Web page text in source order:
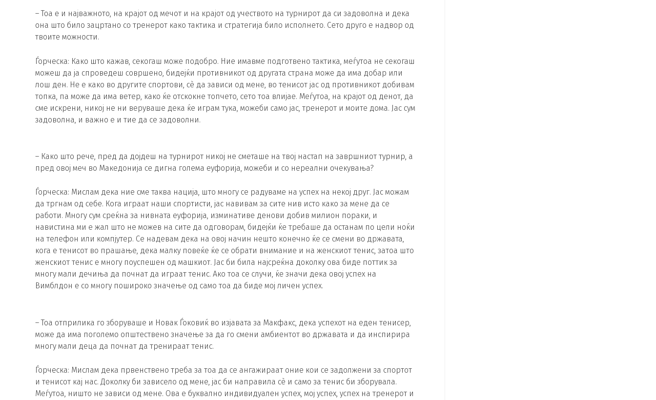
– Тоа е и најважното, на крајот од мечот и на крајот од учеството на турнирот да си задоволна и дека
она што било зацртано со тренерот како тактика и стратегија било исполнето. Сето друго е надвор од
твоите можности.
Ѓорческа: Како што кажав, секогаш може подобро. Ние имавме подготвено тактика, меѓутоа не секогаш
можеш да ја спроведеш совршено, бидејќи противникот од другата страна може да има добар или
лош ден. Не е како во другите спортови, сè да зависи од мене, во тенисот јас од противникот добивам
топка, па може да има ветер, како ќе отскокне топчето, сето тоа влијае. Меѓутоа, на крајот од денот, да
сме искрени, никој не ни веруваше дека ќе играм тука, можеби само јас, тренерот и моите дома. Јас сум
задоволна, и важно е и тие да се задоволни.
– Како што рече, пред да дојдеш на турнирот никој не сметаше на твој настап на завршниот турнир, а
пред овој меч во Македонија се дигна голема еуфорија, можеби и со нереални очекувања?
Ѓорческа: Мислам дека ние сме таква нација, што многу се радуваме на успех на некој друг. Јас можам
да тргнам од себе. Кога играат наши спортисти, јас навивам за сите нив исто како за мене да се
работи. Многу сум среќна за нивната еуфорија, изминативе денови добив милион пораки, и
навистина ми е жал што не можев на сите да одговорам, бидејќи ќе требаше да останам по цели ноќи
на телефон или компјутер. Се надевам дека на овој начин нешто конечно ќе се смени во државата,
кога е тенисот во прашање, дека малку повеќе ќе се обрати внимание и на женскиот тенис, затоа што
женскиот тенис е многу поуспешен од машкиот. Јас би била најсреќна доколку ова биде поттик за
многу мали дечиња да почнат да играат тенис. Ако тоа се случи, ќе значи дека овој успех на
Вимблдон е со многу пошироко значење од само тоа да биде мој личен успех.
– Тоа отприлика го зборуваше и Новак Ѓоковиќ во изјавата за Макфакс, дека успехот на еден тенисер,
може да има поголемо општествено значење за да го смени амбиентот во државата и да инспирира
многу мали деца да почнат да тренираат тенис.
Ѓорческа: Мислам дека првенствено треба за тоа да се ангажираат оние кои се задолжени за спортот
и тенисот кај нас. Доколку би зависело од мене, јас би направила сè и само за тенис би зборувала.
Меѓутоа, ништо не зависи од мене. Ова е буквално индивидуален успех, мој успех, успех на тренерот и